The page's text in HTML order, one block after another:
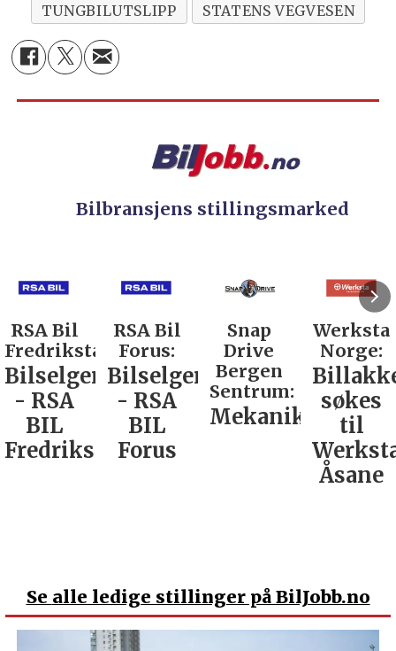
TUNGBILUTSLIPP
STATENS VEGVESEN
Bilbransjens stillingsmarked
RSA Bil
Forus:
Bilselger
- RSA
BIL
Forus
Snap
Drive
Bergen
Sentrum:
Mekaniker
Werksta
Norge:
Billakkerer
søkes
til
Rodin &
Co AS:
Se alle ledige stillinger på BilJobb.no